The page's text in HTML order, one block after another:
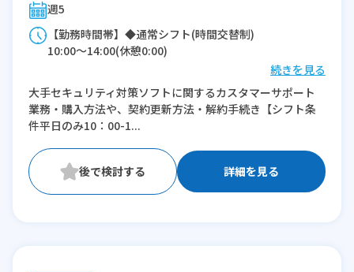
週5
【勤務時間帯】◆通常シフト(時間交替制)
10:00〜14:00(休憩0:00)
※残業：5〜10時間程度/月
続きを見る
大手セキュリティ対策ソフトに関するカスタマーサポート
業務・購入方法や、契約更新方法・解約手続き【シフト条
件平日のみ10：00-1...
詳細を見る